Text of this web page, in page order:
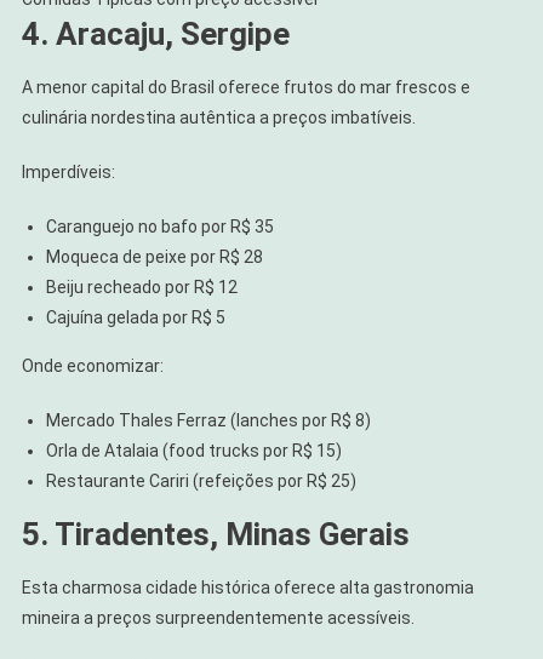
4. Aracaju, Sergipe
A menor capital do Brasil oferece frutos do mar frescos e
culinária nordestina autêntica a preços imbatíveis.
Imperdíveis:
Caranguejo no bafo por R$ 35
Moqueca de peixe por R$ 28
Beiju recheado por R$ 12
Cajuína gelada por R$ 5
Onde economizar:
Mercado Thales Ferraz (lanches por R$ 8)
Orla de Atalaia (food trucks por R$ 15)
Restaurante Cariri (refeições por R$ 25)
5. Tiradentes, Minas Gerais
Esta charmosa cidade histórica oferece alta gastronomia
mineira a preços surpreendentemente acessíveis.